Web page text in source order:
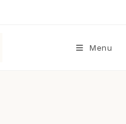
Menu